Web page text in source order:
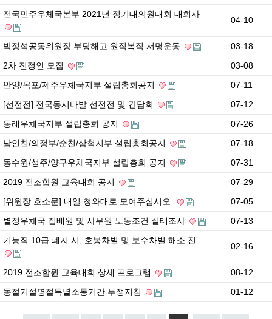
전국민주우체국본부 2021년 정기대의원대회 대회사
04-10
박정석공동위원장 부당해고 원직복직 서명운동
03-18
2차 진정인 모집
03-08
안양/목포/제주우체국지부 설립총회공지
07-11
[선전전] 전국동시다발 선전전 및 간담회
07-12
동래우체국지부 설립총회 공지
07-26
남인천/의정부/순천/삼척지부 설립총회공지
07-18
동수원/성주/양구우체국지부 설립총회 공지
07-31
2019 전조합원 교육대회 공지
07-29
[위원장 호소문] 내일 청와대로 모여주십시오.
07-05
별정우체국 집배원 및 사무원 노동조건 실태조사
07-13
기능직 10급 폐지 시, 호봉차별 및 보수차별 해소 진…
02-16
2019 전조합원 교육대회 상세 프로그램
08-12
동절기설명절특별소통기간 투쟁지침
01-12